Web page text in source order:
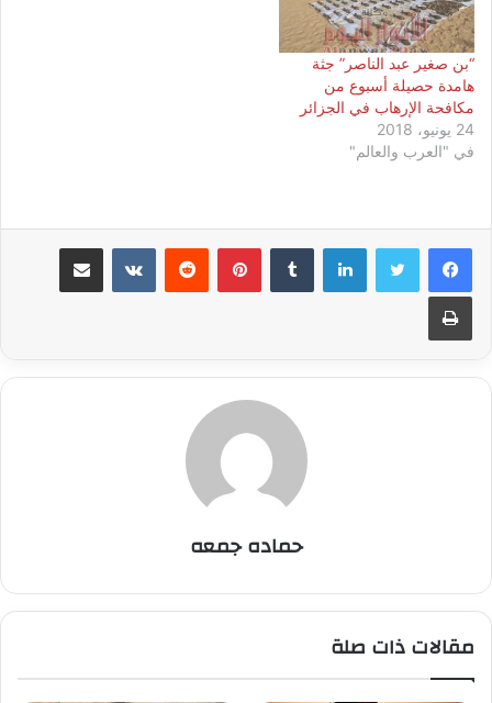
“بن صغير عبد الناصر” جثة
هامدة حصيلة أسبوع من
مكافحة الإرهاب في الجزائر
24 يونيو، 2018
في "العرب والعالم"
لينكدإن بينتيريست مشاركة عبر البريد
طباعة
حماده جمعه
مقالات ذات صلة